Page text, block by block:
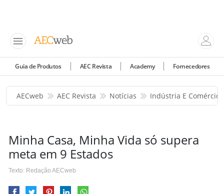
Guia de Produtos AEC Revista Academy Fornecedores
AECweb AEC Revista Notícias Indústria E Comércio
Minha Casa, Minha Vida só supera
meta em 9 Estados
Texto: Redação AECweb